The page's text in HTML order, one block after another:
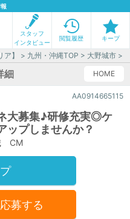
スタッフ
インタビュー
閲覧履歴 キープ
】 > 九州・沖縄TOP > 大野城市 >
HOME
細
AA0914665115
大募集♪研修充実◎ケ
ップしませんか？
CM
募する